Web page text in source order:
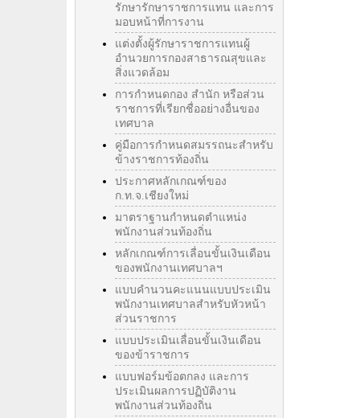
รักษารักษาราชการแทน และการ
มอบหน้าที่การงาน
แต่งตั้งผู้รักษาราชการแทนผู้
อำนวยการกองสาธารณสุขและ
สิ่งแวดล้อม
การกำหนดกอง สำนัก หรือส่วน
ราชการที่เรียกชื่ออย่างอื่นของ
เทศบาล
คู่มือการกำหนดสมรรถนะสำหรับ
ข้างราชการท้องถิ่น
ประกาศหลักเกณฑ์ของ
ก.ท.จ.เชียงใหม่
มาตราฐานกำหนดตำแหน่ง
พนักงานส่วนท้องถิ่น
หลักเกณฑ์การเลื่อนขั้นเงินเดือน
ของพนักงานเทศบาลฯ
แบบคำนวนคะแนนแบบประเมิน
พนักงานเทศบาลสำหรับหัวหน้า
ส่วนราชการ
แบบประเมินเลื่อนขั้นเงินเดือน
ของข้าราชการ
แบบฟอร์มข้อตกลง และการ
ประเมินผลการปฏิบัติงาน
พนักงานส่วนท้องถิ่น